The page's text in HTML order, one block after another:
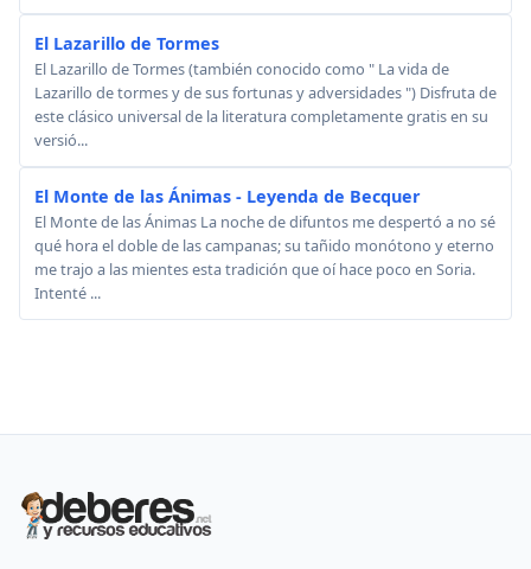
El Lazarillo de Tormes
El Lazarillo de Tormes (también conocido como " La vida de
Lazarillo de tormes y de sus fortunas y adversidades ") Disfruta de
este clásico universal de la literatura completamente gratis en su
versió...
El Monte de las Ánimas - Leyenda de Becquer
El Monte de las Ánimas La noche de difuntos me despertó a no sé
qué hora el doble de las campanas; su tañido monótono y eterno
me trajo a las mientes esta tradición que oí hace poco en Soria.
Intenté ...